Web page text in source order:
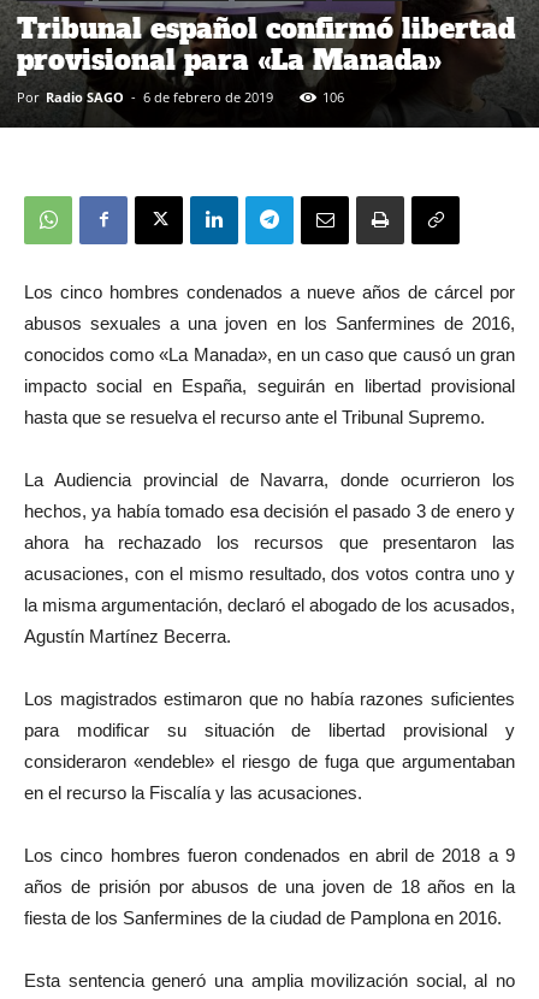
Tribunal español confirmó libertad
provisional para «La Manada»
Por Radio SAGO - 6 de febrero de 2019 106
Los cinco hombres condenados a nueve años de cárcel por
abusos sexuales a una joven en los Sanfermines de 2016,
conocidos como «La Manada», en un caso que causó un gran
impacto social en España, seguirán en libertad provisional
hasta que se resuelva el recurso ante el Tribunal Supremo.
La Audiencia provincial de Navarra, donde ocurrieron los
hechos, ya había tomado esa decisión el pasado 3 de enero y
ahora ha rechazado los recursos que presentaron las
acusaciones, con el mismo resultado, dos votos contra uno y
la misma argumentación, declaró el abogado de los acusados,
Agustín Martínez Becerra.
Los magistrados estimaron que no había razones suficientes
para modificar su situación de libertad provisional y
consideraron «endeble» el riesgo de fuga que argumentaban
en el recurso la Fiscalía y las acusaciones.
Los cinco hombres fueron condenados en abril de 2018 a 9
años de prisión por abusos de una joven de 18 años en la
fiesta de los Sanfermines de la ciudad de Pamplona en 2016.
Esta sentencia generó una amplia movilización social, al no